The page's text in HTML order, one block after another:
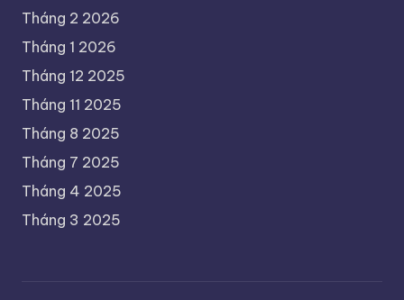
Tháng 2 2026
Tháng 1 2026
Tháng 12 2025
Tháng 11 2025
Tháng 8 2025
Tháng 7 2025
Tháng 4 2025
Tháng 3 2025